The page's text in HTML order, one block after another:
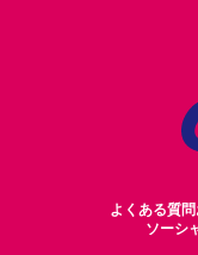
よくある質問
ソーシ